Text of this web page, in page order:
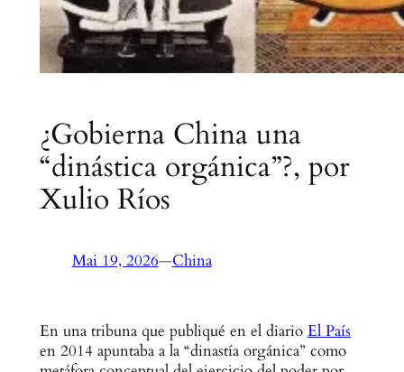
¿Gobierna China una
“dinástica orgánica”?, por
Xulio Ríos
Mai 19, 2026—China
En una tribuna que publiqué en el diario El País
en 2014 apuntaba a la “dinastía orgánica” como